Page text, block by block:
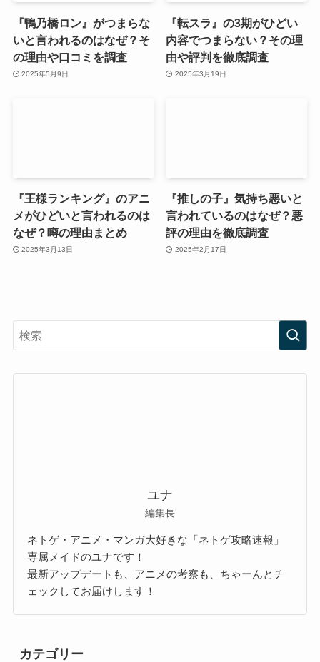
『鴨乃橋ロン』がつまらな
いと言われるのはなぜ？そ
の理由や口コミを調査
2025年5月9日
『転スラ』の3期がひどい
内容でつまらない？その理
由や評判を徹底調査
2025年3月19日
『王様ランキング』のアニ
メがひどいと言われるのは
なぜ？噂の理由まとめ
2025年3月13日
『推しの子』気持ち悪いと
言われているのはなぜ？悪
評の理由を徹底調査
2025年2月17日
ユナ
編集長
ネトゲ・アニメ・マンガ大好きな「ネトゲ攻略速報」
専属メイドのユナです！
最新アップデートも、アニメの考察も、ちゃーんとチ
ェックしてお届けします！
カテゴリー